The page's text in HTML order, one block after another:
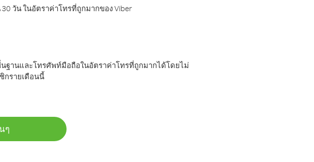
วัน ในอัตราค่าโทรที่ถูกมากของ Viber
ฐานและโทรศัพท์มือถือในอัตราค่าโทรที่ถูกมากได้โดยไม่
กรายเดือนนี้
ๆ